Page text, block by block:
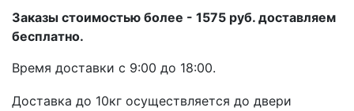
Заказы стоимостью более - 1575 руб. доставляем
бесплатно.
Время доставки с 9:00 до 18:00.
Доставка до 10кг осуществляется до двери